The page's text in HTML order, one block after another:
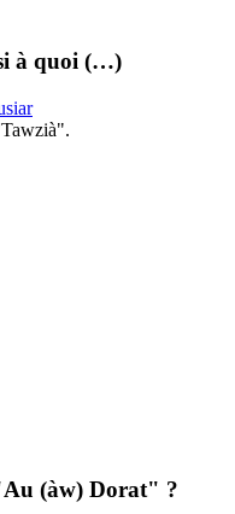
à quoi (…)
(àw) Dorat" ?